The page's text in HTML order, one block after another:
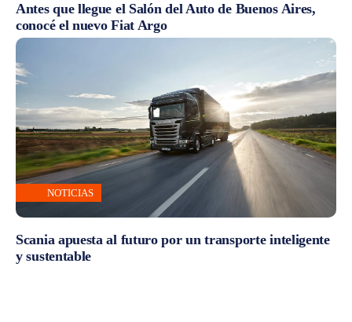
Antes que llegue el Salón del Auto de Buenos Aires,
conocé el nuevo Fiat Argo
NOTICIAS
Scania apuesta al futuro por un transporte inteligente
y sustentable